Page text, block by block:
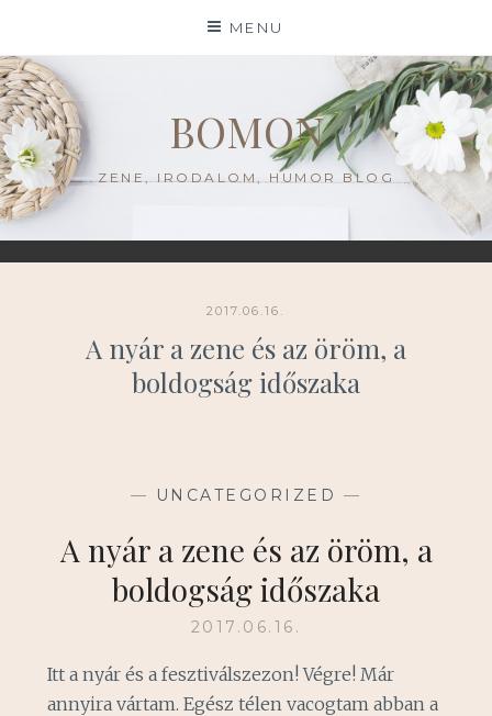
content
MENU
BOMON
ZENE, IRODALOM, HUMOR BLOG
2017.06.16.
A nyár a zene és az öröm, a
boldogság időszaka
— UNCATEGORIZED —
A nyár a zene és az öröm, a
boldogság időszaka
2017.06.16.
Itt a nyár és a fesztiválszezon! Végre! Már
annyira vártam. Egész télen vacogtam abban a